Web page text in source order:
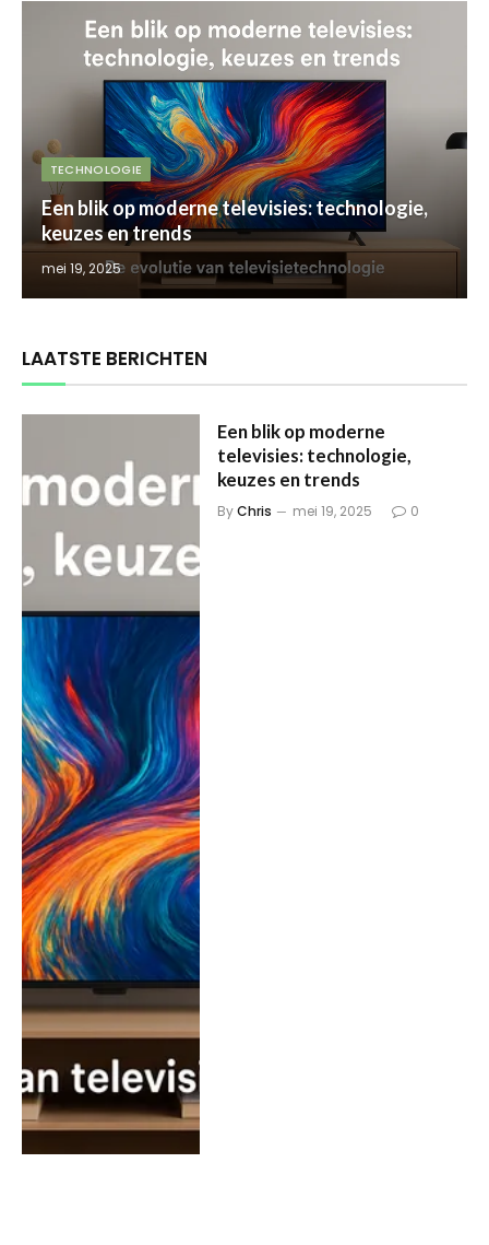
TECHNOLOGIE
Een blik op moderne televisies: technologie,
keuzes en trends
mei 19, 2025
LAATSTE BERICHTEN
Een blik op moderne
televisies: technologie,
keuzes en trends
ByChris mei 19, 2025 0